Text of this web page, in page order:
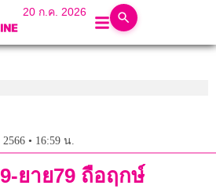
20 ก.ค. 2026
• 16:59 น.
ยาย79 ถือฤกษ์